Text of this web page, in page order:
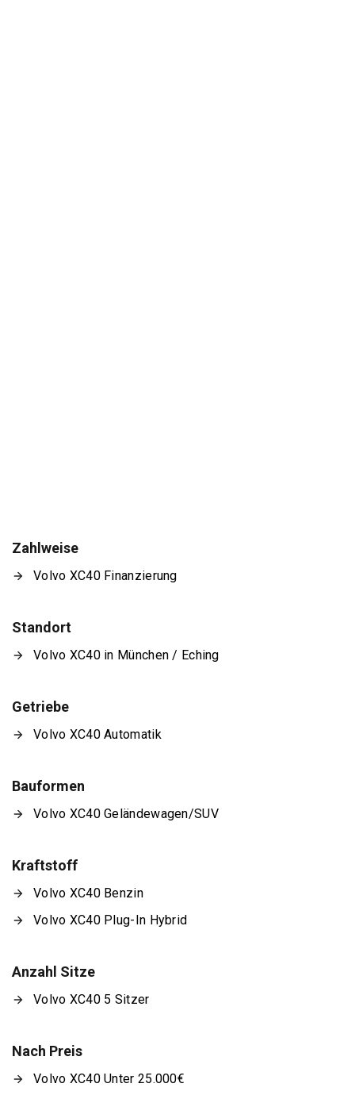
Zahlweise
Volvo XC40 Finanzierung
Standort
Volvo XC40 in München / Eching
Getriebe
Volvo XC40 Automatik
Bauformen
Volvo XC40 Geländewagen/SUV
Kraftstoff
Volvo XC40 Benzin
Volvo XC40 Plug-In Hybrid
Anzahl Sitze
Volvo XC40 5 Sitzer
Nach Preis
Volvo XC40 Unter 25.000€